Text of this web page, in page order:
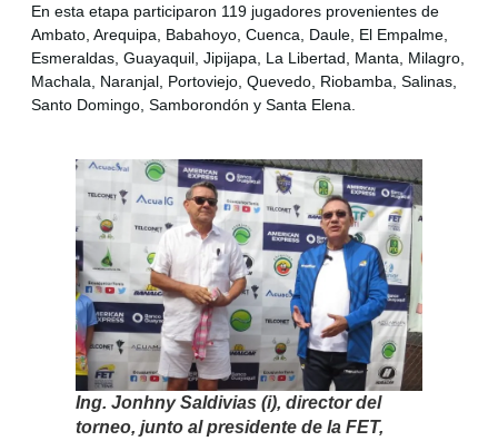
En esta etapa participaron 119 jugadores provenientes de
Ambato, Arequipa, Babahoyo, Cuenca, Daule, El Empalme,
Esmeraldas, Guayaquil, Jipijapa, La Libertad, Manta, Milagro,
Machala, Naranjal, Portoviejo, Quevedo, Riobamba, Salinas,
Santo Domingo, Samborondón y Santa Elena.
Ing. Jonhny Saldivias (i), director del
torneo, junto al presidente de la FET,